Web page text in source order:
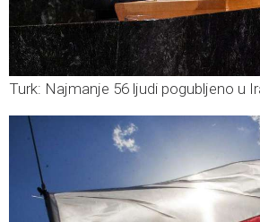
Turk: Najmanje 56 ljudi pogubljeno u